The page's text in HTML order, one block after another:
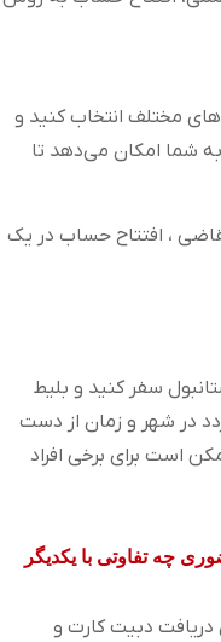
مختلف انتخاب کنید و
به شما امکان می‌دهد تا
، افتتاح حساب در یک
سفر کنید و بلیط
در شهر و زمان از دست
است برای برخی افراد
چه تفاوتی با یکدیگر
دریافت دبیت کارت و